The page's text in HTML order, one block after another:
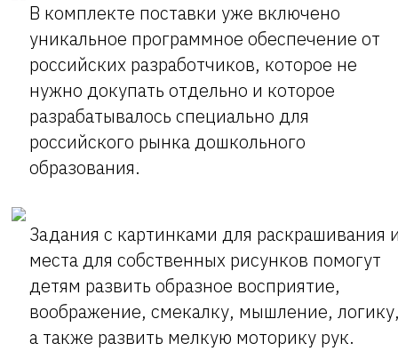
В комплекте поставки уже включено
уникальное программное обеспечение от
российских разработчиков, которое не
нужно докупать отдельно и которое
разрабатывалось специально для
российского рынка дошкольного
образования.
Задания с картинками для раскрашивания
места для собственных рисунков помогут
детям развить образное восприятие,
воображение, смекалку, мышление,
а также развить мелкую моторику рук.